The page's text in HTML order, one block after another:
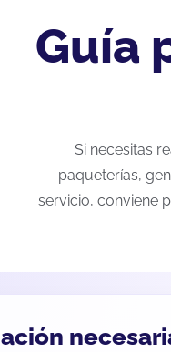
Guía
Si necesitas
paqueterías,
servicio, conviene